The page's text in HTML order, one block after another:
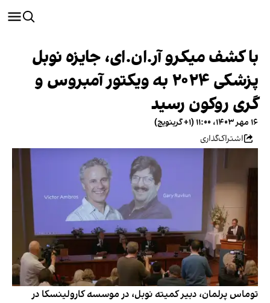
با کشف میکرو آر.ان‌.ای، جایزه نوبل
پزشکی ۲۰۲۴ به ویکتور آمبروس و
گری روکون رسید
۱۶ مهر ۱۴۰۳، ۱۱:۰۰ (‎+۱ گرینویچ)
اشتراک‌گذاری
توماس پرلمان، دبیر کمیته نوبل، در موسسه کارولینسکا در